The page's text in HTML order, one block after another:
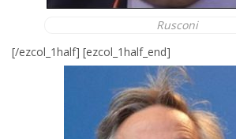
Rusconi
[/ezcol_1half] [ezcol_1half_end]